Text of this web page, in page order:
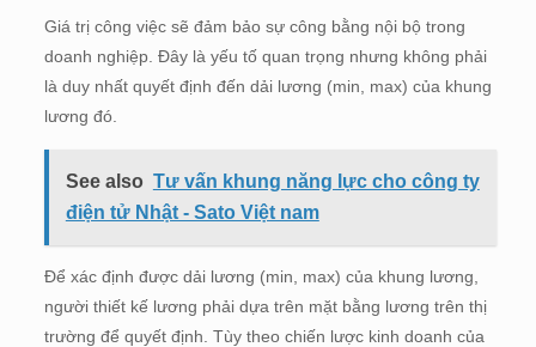
Giá trị công việc sẽ đảm bảo sự công bằng nội bộ trong
doanh nghiệp. Đây là yếu tố quan trọng nhưng không phải
là duy nhất quyết định đến dải lương (min, max) của khung
lương đó.
See also Tư vấn khung năng lực cho công ty
điện tử Nhật - Sato Việt nam
Để xác định được dải lương (min, max) của khung lương,
người thiết kế lương phải dựa trên mặt bằng lương trên thị
trường để quyết định. Tùy theo chiến lược kinh doanh của